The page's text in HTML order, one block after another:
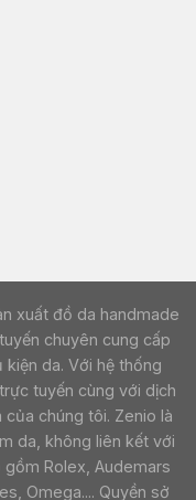
xuất đồ da handmade
chuyên cung cấp
da. Với hệ thống
tuyến cùng với dịch
chúng tôi. Zenio là
da, không liên kết với
Rolex, Audemars
Omega.... Quyền sở